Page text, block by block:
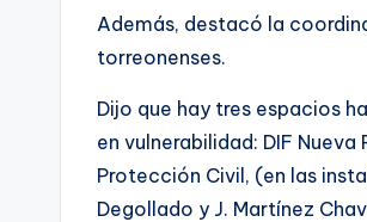
Además, destacó la
torreonenses.
Dijo que hay tres espacios
en vulnerabilidad: DIF
Protección Civil, (en las
Degollado y J. Martínez